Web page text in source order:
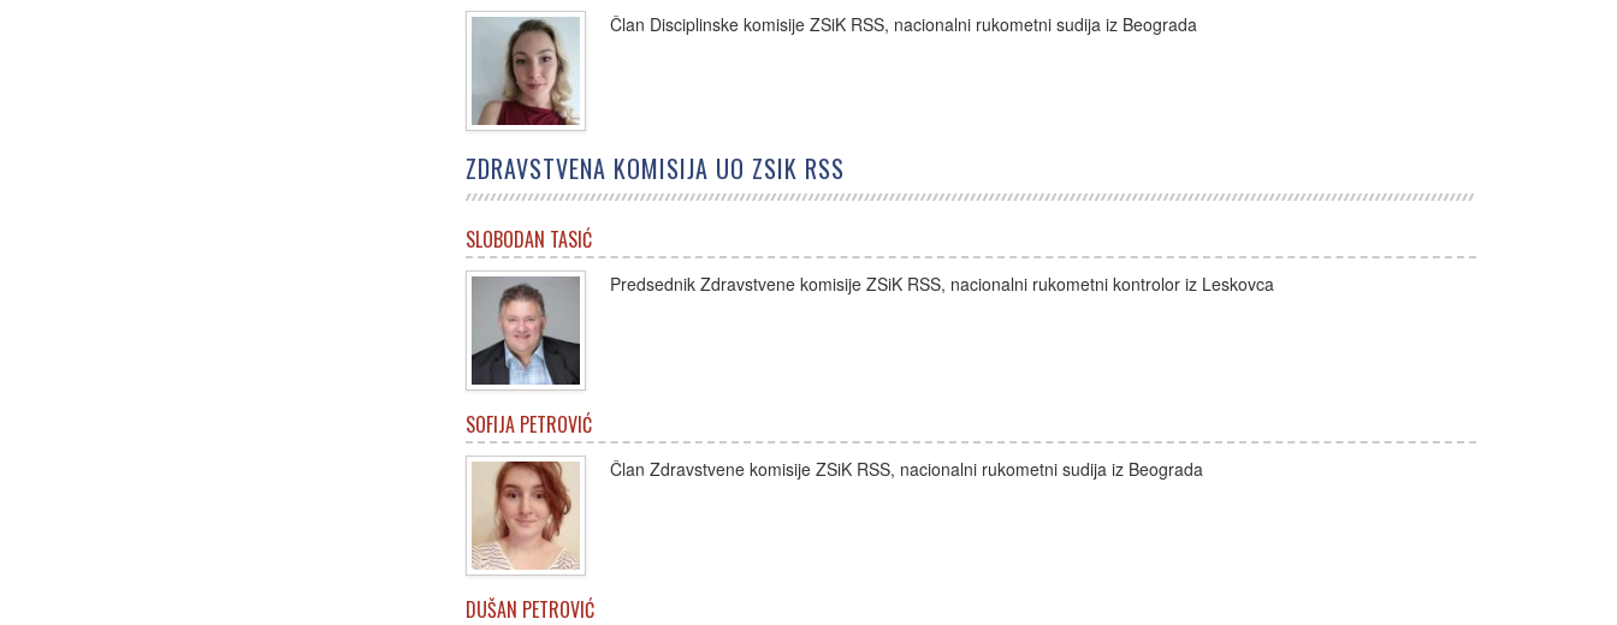
Član Disciplinske komisije ZSiK RSS, nacionalni rukometni sudija iz Beograda
ZDRAVSTVENA KOMISIJA UO ZSIK RSS
SLOBODAN TASIĆ
Predsednik Zdravstvene komisije ZSiK RSS, nacionalni rukometni kontrolor iz Leskovca
SOFIJA PETROVIĆ
Član Zdravstvene komisije ZSiK RSS, nacionalni rukometni sudija iz Beograda
DUŠAN PETROVIĆ